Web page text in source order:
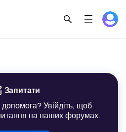
Запитати
Увійдіть, щоб
на наших форумах.